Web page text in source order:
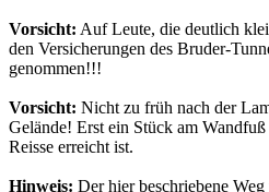
Vorsicht: Auf Leute, die deutlich
den Versicherungen des Bruder-
genommen!!!
Vorsicht: Nicht zu früh nach der
Gelände! Erst ein Stück am
Reisse erreicht ist.
Hinweis: Der hier beschriebene